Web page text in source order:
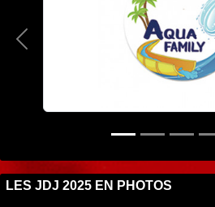
Précedent
LES JDJ 2025 EN PHOTOS